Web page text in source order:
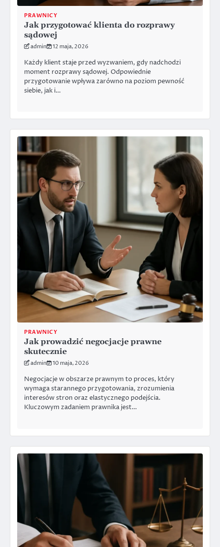
PRAWNICY
Jak przygotować klienta do rozprawy
sądowej
admin 12 maja, 2026
Każdy klient staje przed wyzwaniem, gdy nadchodzi
moment rozprawy sądowej. Odpowiednie
przygotowanie wpływa zarówno na poziom pewność
siebie, jak i…
PRAWNICY
Jak prowadzić negocjacje prawne
skutecznie
admin 10 maja, 2026
Negocjacje w obszarze prawnym to proces, który
wymaga starannego przygotowania, zrozumienia
interesów stron oraz elastycznego podejścia.
Kluczowym zadaniem prawnika jest…